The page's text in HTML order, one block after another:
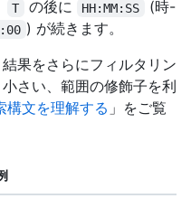
T の後に HH:MM:SS
(時-
) が続きます。
果をさらにフィルタリン
さい、範囲の修飾子を利
構文を理解する 」をご覧